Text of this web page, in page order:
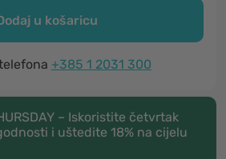
u košaricu
+385 1 2031 300
– Iskoristite četvrtak
i uštedite 18% na cijelu